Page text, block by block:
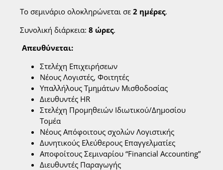
Το σεμινάριο ολοκληρώνεται σε 2 ημέρες.
Συνολική διάρκεια: 8 ώρες.
Απευθύνεται:
Στελέχη Επιχειρήσεων
Νέους Λογιστές, Φοιτητές
Υπαλλήλους Τμημάτων Μισθοδοσίας
Διευθυντές HR
Στελέχη Προμηθειών Ιδιωτικού/Δημοσίου
Τομέα
Νέους Aπόφοιτους σχολών Λογιστικής
Δυνητικούς Ελεύθερους Επαγγελματίες
Αποφοίτους Σεμιναρίου “Financial Accounting”
Διευθυντές Παραγωγής